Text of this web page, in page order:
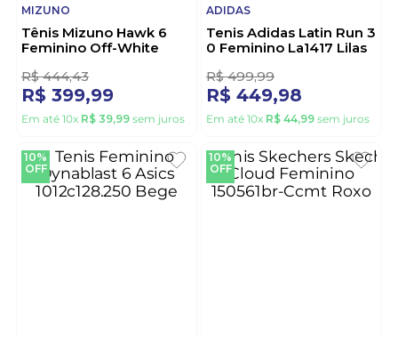
MIZUNO
Tênis Mizuno Hawk 6
43
R$ 399,99
Em até10 xR$ 39,99sem juros
ADIDAS
Tenis Adidas Latin Run 3
99
R$ 449,98
Em até10 xR$ 44,99sem juros
10%
10%